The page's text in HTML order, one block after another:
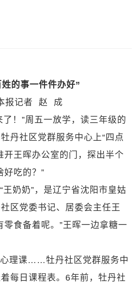
姓的事一件件办好”
报记者 赵 成
了！”周五一放学，读三年级的
丹社区党群服务中心上“四点
开王晖办公室的门，探出半个
好吃的？”
王奶奶”，是辽宁省沈阳市皇姑
区党委书记、居委会主任王
零食备着呢。”王晖一边拿糖一
理课……牡丹社区党群服务中
每日课程表。6年前，牡丹社